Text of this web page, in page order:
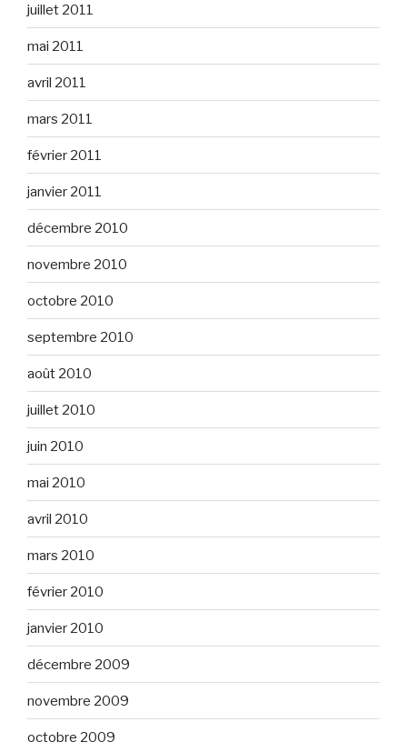
juillet 2011
mai 2011
avril 2011
mars 2011
février 2011
janvier 2011
décembre 2010
novembre 2010
octobre 2010
septembre 2010
août 2010
juillet 2010
juin 2010
mai 2010
avril 2010
mars 2010
février 2010
janvier 2010
décembre 2009
novembre 2009
octobre 2009